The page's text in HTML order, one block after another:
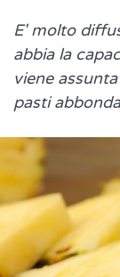
E' molto
abbia la
viene
pasti